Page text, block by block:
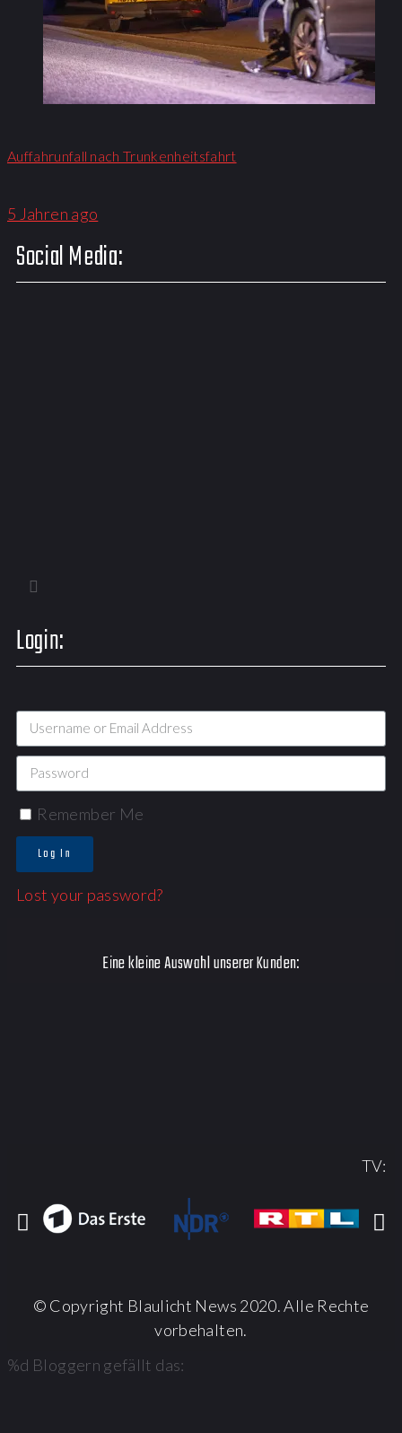
Auffahrunfall nach Trunkenheitsfahrt
5 Jahren ago
Social Media:
Login:
Remember Me
Log In
Lost your password?
Eine kleine Auswahl unserer Kunden:
TV:
© Copyright Blaulicht News 2020. Alle Rechte
vorbehalten.
%d Bloggern gefällt das: